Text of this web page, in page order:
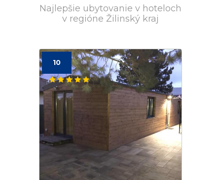
Najlepšie ubytovanie v hoteloch
v regióne Žilinský kraj
10